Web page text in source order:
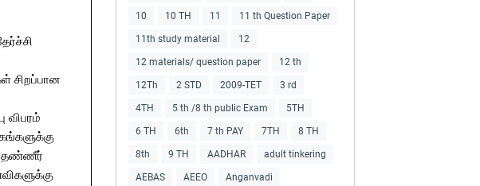
சிறப்பான
விபரம்
தண்ணீர்
10 10 TH 11 11 th Question Paper
11th study material 12
12 materials/ question paper 12 th
12Th 2 STD 2009-TET 3 rd
4TH 5 th /8 th public Exam 5TH
6 TH 6th 7 th PAY 7TH 8 TH
8th 9 TH AADHAR adult tinkering
AEBAS AEEO Anganvadi